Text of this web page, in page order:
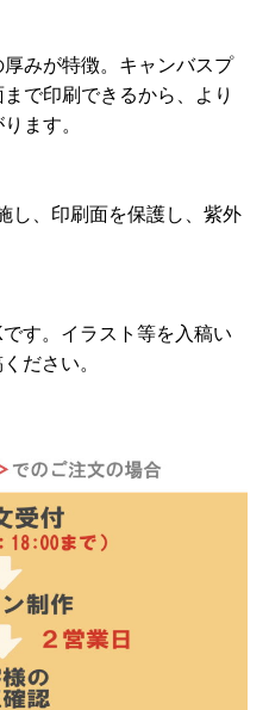
みが特徴。キャンバスプ
で印刷できるから、より
ます。
し、印刷面を保護し、紫外
す。イラスト等を入稿い
ださい。